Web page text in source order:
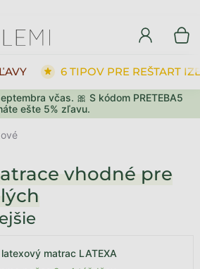
včas. 🎀 S kódom PRETEBA5
ešte 5% zľavu.
6 TIPOV PRE REŠTART
vhodné pre
matrac LATEXA